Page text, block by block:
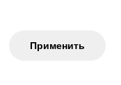
Применить